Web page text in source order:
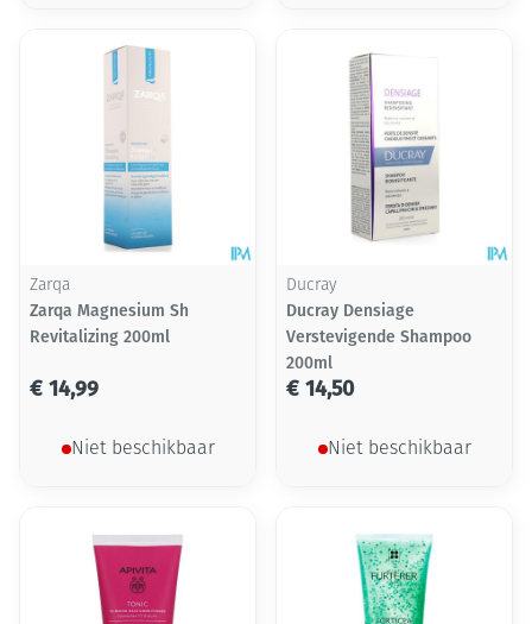
Zarqa
Zarqa Magnesium Sh
Revitalizing 200ml
€ 14,99
Niet beschikbaar
Ducray
Ducray Densiage
Verstevigende Shampoo
200ml
€ 14,50
Niet beschikbaar